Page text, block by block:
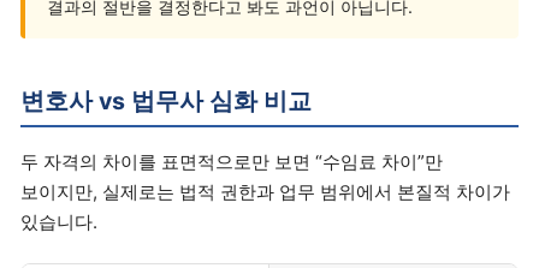
결과의 절반을 결정한다고 봐도 과언이 아닙니다.
변호사 vs 법무사 심화 비교
두 자격의 차이를 표면적으로만 보면 “수임료 차이”만
보이지만, 실제로는 법적 권한과 업무 범위에서 본질적 차이가
있습니다.